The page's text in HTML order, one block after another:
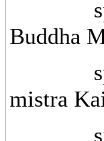
Buddha
mistra